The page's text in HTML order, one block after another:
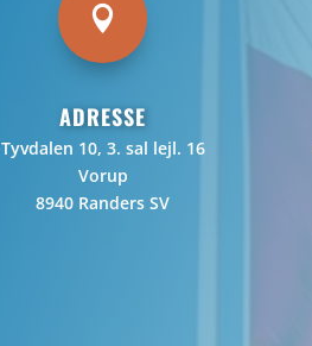

ADRESSE
Tyvdalen 10, 3. sal lejl. 16
Vorup
8940 Randers SV